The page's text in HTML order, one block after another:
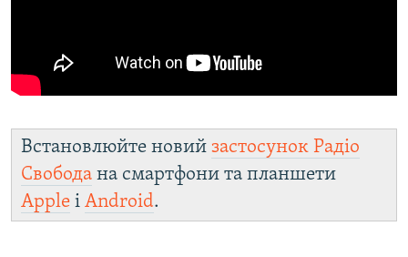
Встановлюйте новий застосунок Радіо
Свобода на смартфони та планшети
Apple і Android.